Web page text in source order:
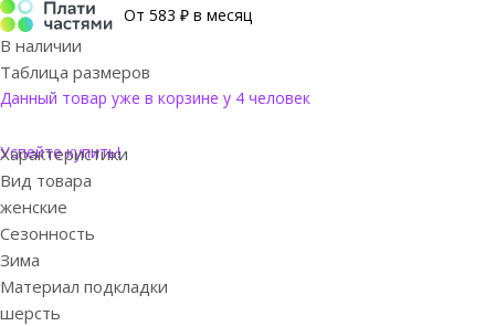
От 583 ₽ в месяц
В наличии
Таблица размеров
Данный товар уже в корзине у 4 человек
Успейте купить!
Характеристики
Вид товара
женские
Сезонность
Зима
Материал подкладки
шерсть